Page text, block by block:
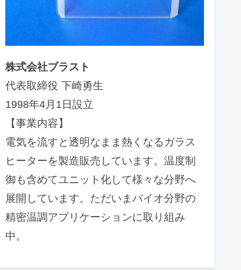
株式会社ブラスト
代表取締役 下崎勇生
1998年4月1日設立
【事業内容】
電気を流すと透明なまま熱くなるガラス
ヒーターを製造販売しています。温度制
御も含めてユニット化して様々な分野へ
展開しています。ただいまバイオ分野の
精密温調アプリケーションに取り組み
中。